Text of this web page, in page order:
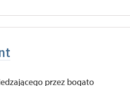
przez bogato